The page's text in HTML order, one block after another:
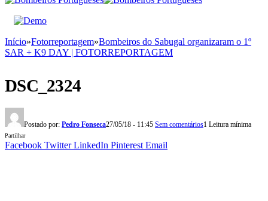
Início»Fotorreportagem»Bombeiros do Sabugal organizaram o 1º
SAR + K9 DAY | FOTORREPORTAGEM
DSC_2324
Postado por: Pedro Fonseca27/05/18 - 11:45 Sem comentários1 Leitura mínima
Partilhar
Facebook Twitter LinkedIn Pinterest Email